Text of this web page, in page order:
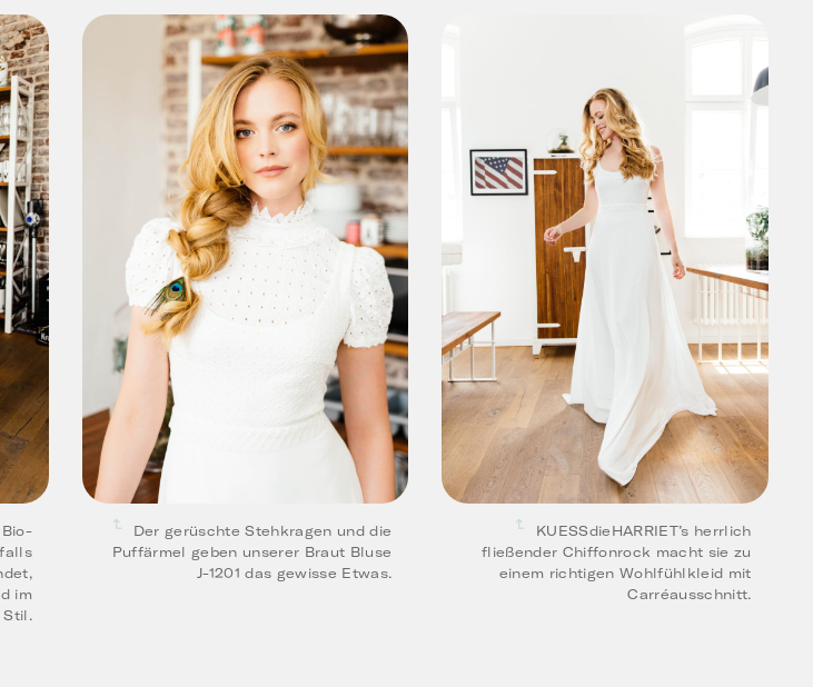
im
Stil.
Der gerüschte Stehkragen und die
Puffärmel geben unserer Braut Bluse
J-1201 das gewisse Etwas.
KUESSdieHARRIET’s herrlich
fließender Chiffonrock macht sie zu
einem richtigen Wohlfühlkleid mit
Carréausschnitt.